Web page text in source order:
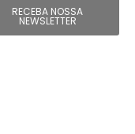
RECEBA NOSSA
NEWSLETTER